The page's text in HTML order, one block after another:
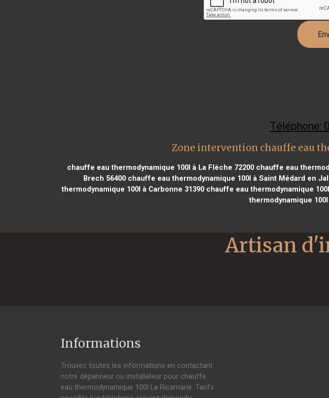
Téléphone:
Zone intervention chauffe eau
chauffe eau thermodynamique 100l à La Flèche 72200chauffe eau
Brech 56400 chauffe eau thermodynamique 100l à Saint Médard en
thermodynamique 100l à Carbonne 31390chauffe eau thermodynamique 100l
thermodynamique
Informations
Trouvez toutes les informations en contactant
notre dépanneur ou installateur pour chauffe
eau thermodynamique 100l La Ricamarie. Tarifs
Artisan